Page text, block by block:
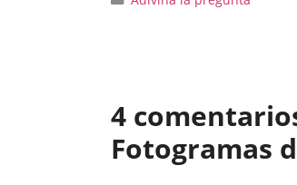
4
Fotogramas